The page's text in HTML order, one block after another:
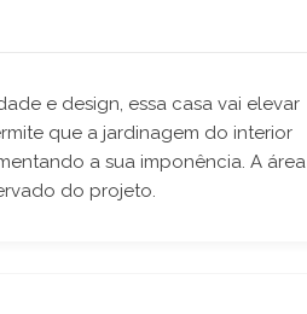
e design, essa casa vai elevar
que a jardinagem do interior
a sua imponência. A área
do projeto.